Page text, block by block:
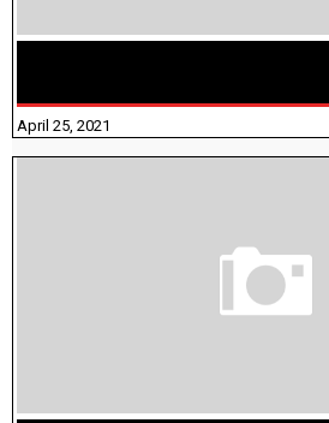
April 25, 2021